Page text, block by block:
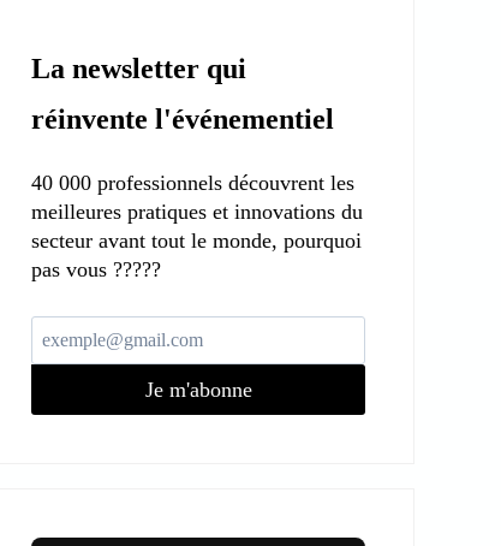
La newsletter qui
réinvente l'événementiel
40 000 professionnels découvrent les
meilleures pratiques et innovations du
secteur avant tout le monde, pourquoi
pas vous ?????
Je m'abonne